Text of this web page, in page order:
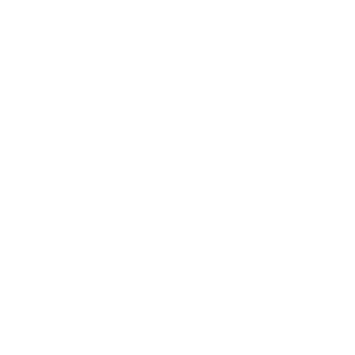
INFANTIL
GRUPO TEATRAL UNIVERSITARIO CÓMICOS DE LA
MACÍAS
- DICIEMBRE 2021